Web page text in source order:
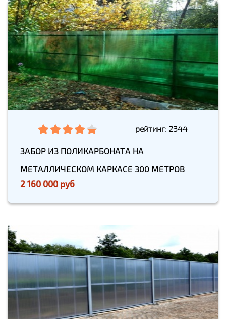
рейтинг: 2344
ЗАБОР ИЗ ПОЛИКАРБОНАТА НА
МЕТАЛЛИЧЕСКОМ КАРКАСЕ 300 МЕТРОВ
2 160 000 руб